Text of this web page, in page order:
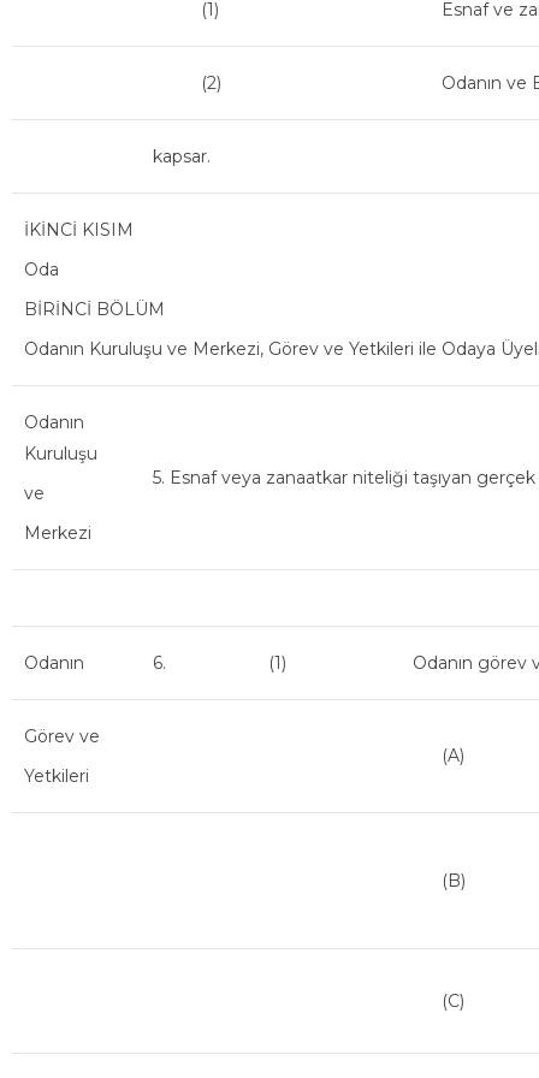
(1) Esnaf ve
(2) Odanın ve
kapsar.
İKİNCİ KISIM
Oda
BİRİNCİ BÖLÜM
Odanın Kuruluşu ve Merkezi, Görev ve Yetkileri ile Odaya
Odanın
Kuruluşu
ve
Merkezi
5. Esnaf veya zanaatkar niteliği taşıyan
Odanın 6. (1) Odanın görev
Görev ve
Yetkileri
(A)
(B)
(C)